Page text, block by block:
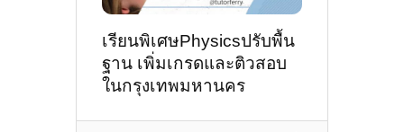
เรียนพิเศษPhysicsปรับพื้น
ฐาน เพิ่มเกรดและติวสอบ
ในกรุงเทพมหานคร